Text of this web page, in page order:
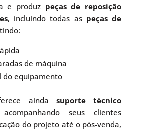
e produz peças de reposição
, incluindo todas as peças de
de máquina
do equipamento
ainda suporte técnico
seus clientes
do projeto até o pós-venda,